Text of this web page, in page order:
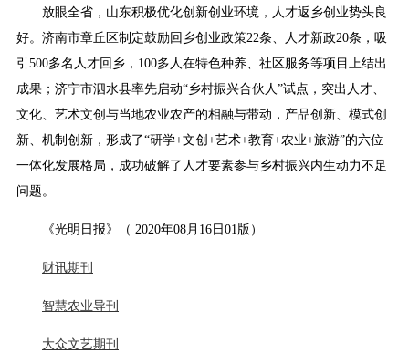
放眼全省，山东积极优化创新创业环境，人才返乡创业势头良
好。济南市章丘区制定鼓励回乡创业政策22条、人才新政20条，吸
引500多名人才回乡，100多人在特色种养、社区服务等项目上结出
成果；济宁市泗水县率先启动“乡村振兴合伙人”试点，突出人才、
文化、艺术文创与当地农业农产的相融与带动，产品创新、模式创
新、机制创新，形成了“研学+文创+艺术+教育+农业+旅游”的六位
一体化发展格局，成功破解了人才要素参与乡村振兴内生动力不足
问题。
《光明日报》（ 2020年08月16日01版）
财讯期刊
智慧农业导刊
大众文艺期刊